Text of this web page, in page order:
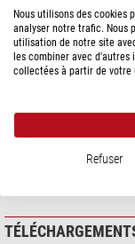
Ancien animateur et
aujourd'hui médiateur
Victor se fait un devoir
afin de rendre simples
SPÉCIFICATIONS
Données générales
Auteur
Equipement
Date de parution
Nombre de pages
Nous utilisons des cookies
analyser notre trafic. Nous
utilisation de notre site
les combiner avec d'autres
collectées à partir de votre
Refuser